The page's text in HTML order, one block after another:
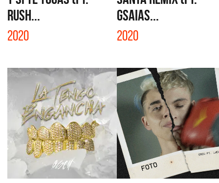
RUSH...
2020
GSAIAS...
2020